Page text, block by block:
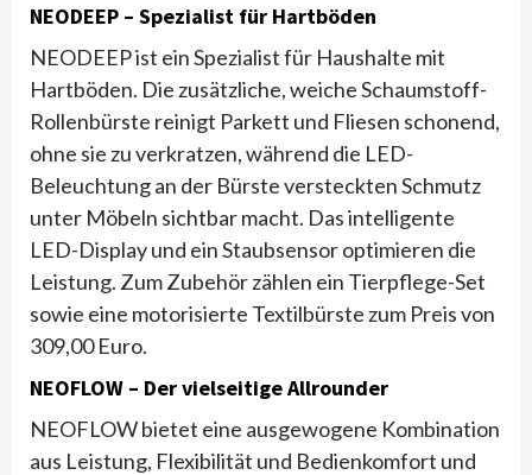
NEODEEP – Spezialist für Hartböden
NEODEEP ist ein Spezialist für Haushalte mit
Hartböden. Die zusätzliche, weiche Schaumstoff-
Rollenbürste reinigt Parkett und Fliesen schonend,
ohne sie zu verkratzen, während die LED-
Beleuchtung an der Bürste versteckten Schmutz
unter Möbeln sichtbar macht. Das intelligente
LED-Display und ein Staubsensor optimieren die
Leistung. Zum Zubehör zählen ein Tierpflege-Set
sowie eine motorisierte Textilbürste zum Preis von
309,00 Euro.
NEOFLOW – Der vielseitige Allrounder
NEOFLOW bietet eine ausgewogene Kombination
aus Leistung, Flexibilität und Bedienkomfort und